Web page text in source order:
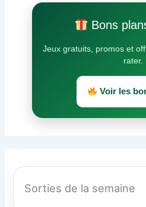
Bons
Jeux gratuits, promos et
rater.
Voir les
Sorties de la semaine